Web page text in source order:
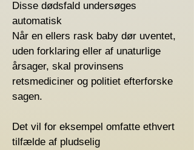
Disse dødsfald undersøges
automatisk
Når en ellers rask baby dør uventet,
uden forklaring eller af unaturlige
årsager, skal provinsens
retsmediciner og politiet efterforske
sagen.
Det vil for eksempel omfatte ethvert
tilfælde af pludselig